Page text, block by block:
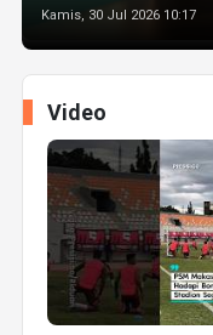
Kamis, 30 Jul 2026 10:17
Video